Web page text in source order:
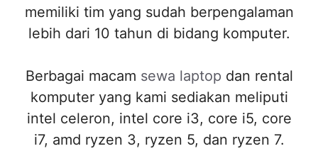
memiliki tim yang sudah berpengalaman
lebih dari 10 tahun di bidang komputer.
Berbagai macam sewa laptop dan rental
komputer yang kami sediakan meliputi
intel celeron, intel core i3, core i5, core
i7, amd ryzen 3, ryzen 5, dan ryzen 7.